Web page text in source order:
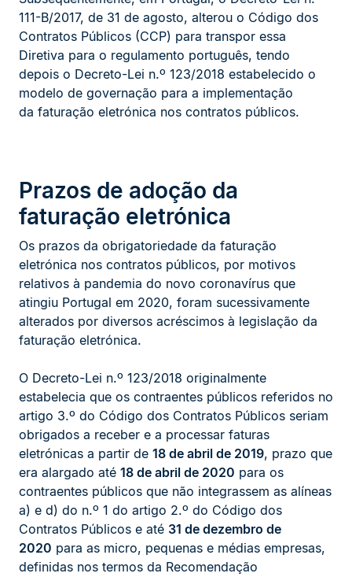
111-B/2017, de 31 de agosto, alterou o Código dos
Contratos Públicos (CCP) para transpor essa
Diretiva para o regulamento português, tendo
depois o Decreto-Lei n.º 123/2018 estabelecido o
modelo de governação para a implementação
da faturação eletrónica nos contratos públicos.
Prazos de adoção da
faturação eletrónica
Os prazos da obrigatoriedade da faturação
eletrónica nos contratos públicos, por motivos
relativos à pandemia do novo coronavírus que
atingiu Portugal em 2020, foram sucessivamente
alterados por diversos acréscimos à legislação da
faturação eletrónica.
O Decreto-Lei n.º 123/2018 originalmente
estabelecia que os contraentes públicos referidos no
artigo 3.º do Código dos Contratos Públicos seriam
obrigados a receber e a processar faturas
eletrónicas a partir de 18 de abril de 2019, prazo que
era alargado até 18 de abril de 2020 para os
contraentes públicos que não integrassem as alíneas
a) e d) do n.º 1 do artigo 2.º do Código dos
Contratos Públicos e até 31 de dezembro de
2020 para as micro, pequenas e médias empresas,
definidas nos termos da Recomendação